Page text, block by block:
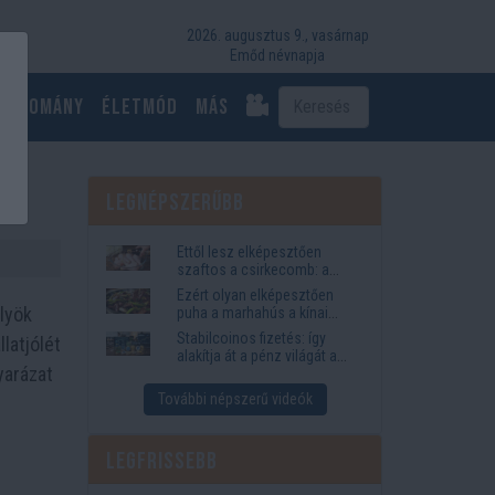
2026. augusztus 9., vasárnap
Emőd névnapja
Tudomány Életmód más
Ettől lesz elképesztően
szaftos a csirkecomb: a
sörös pác a titok
Ezért olyan elképesztően
puha a marhahús a kínai
éttermekben
Stabilcoinos fizetés: így
alakítja át a pénz világát a
Western Union
További népszerű videók